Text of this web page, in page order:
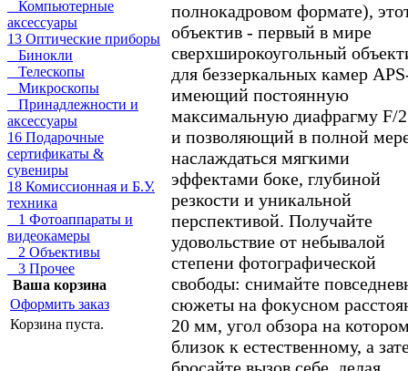
Компьютерные
аксессуары
13 Оптические приборы
Бинокли
Телескопы
Микроскопы
Принадлежности и
аксессуары
16 Подарочные
сертификаты &
сувениры
18 Комиссионная и Б.У.
техника
1 Фотоаппараты и
видеокамеры
2 Объективы
3 Прочее
Ваша корзина
Оформить заказ
Корзина пуста.
полнокадровом формате),
объектив - первый в мире
сверхширокоугольный
для беззеркальных камер
имеющий постоянную
максимальную диафрагму F/
и позволяющий в полной
наслаждаться мягкими
эффектами боке, глубиной
резкости и уникальной
перспективой. Получайте
удовольствие от небывалой
степени фотографической
свободы: снимайте
сюжеты на фокусном
20 мм, угол обзора на
близок к естественному, а